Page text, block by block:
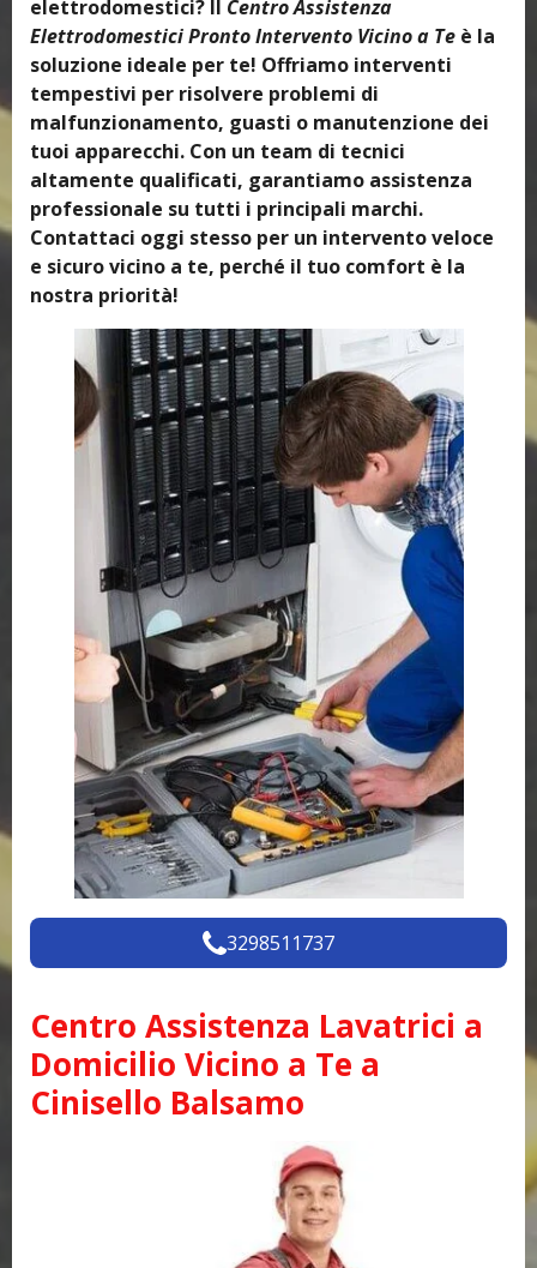
elettrodomestici? Il Centro Assistenza
Elettrodomestici Pronto Intervento Vicino a Te è la
soluzione ideale per te! Offriamo interventi
tempestivi per risolvere problemi di
malfunzionamento, guasti o manutenzione dei
tuoi apparecchi. Con un team di tecnici
altamente qualificati, garantiamo assistenza
professionale su tutti i principali marchi.
Contattaci oggi stesso per un intervento veloce
e sicuro vicino a te, perché il tuo comfort è la
nostra priorità!
3298511737
Centro Assistenza Lavatrici a
Domicilio Vicino a Te a
Cinisello Balsamo